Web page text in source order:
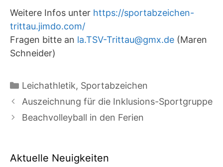
Weitere Infos unter https://sportabzeichen-
trittau.jimdo.com/
Fragen bitte an la.TSV-Trittau@gmx.de (Maren
Schneider)
Kategorien
Leichathletik, Sportabzeichen
Auszeichnung für die Inklusions-Sportgruppe
Beachvolleyball in den Ferien
Aktuelle Neuigkeiten